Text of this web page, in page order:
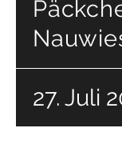
27. Juli